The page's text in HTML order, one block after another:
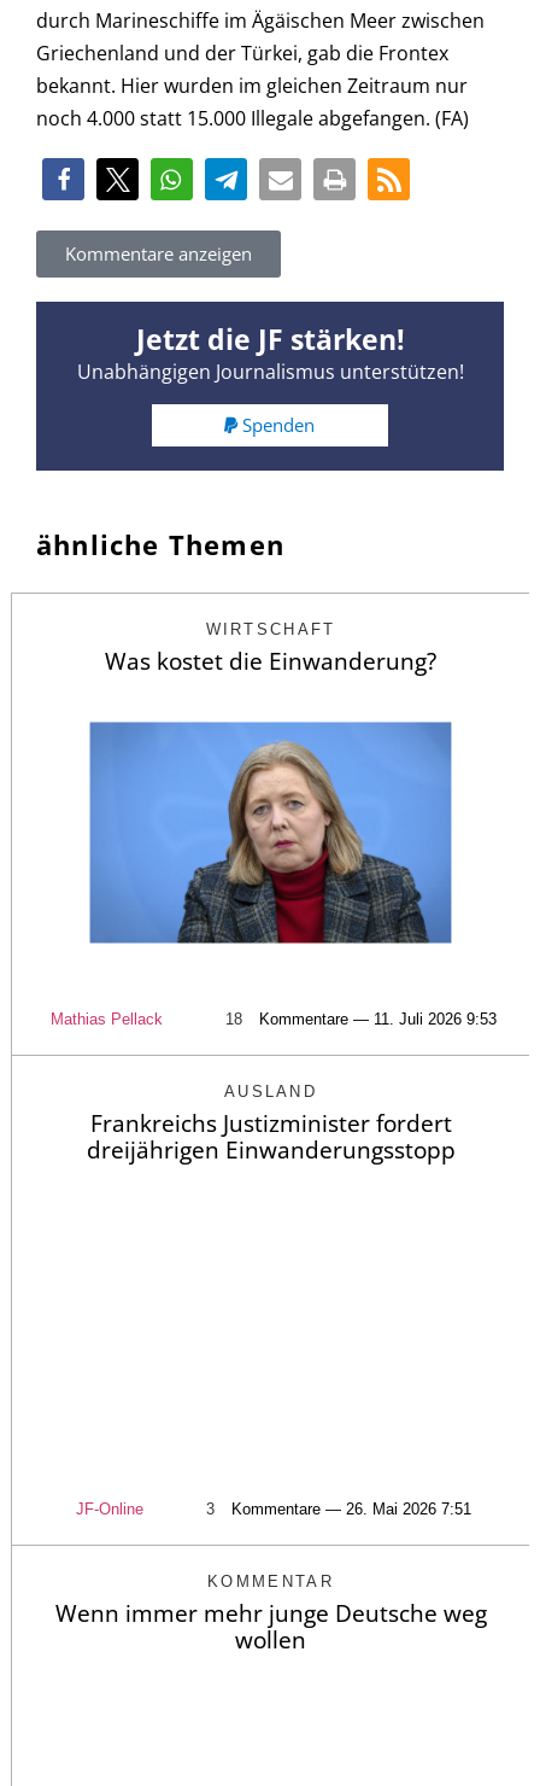
durch Marineschiffe im Ägäischen Meer zwischen
Griechenland und der Türkei, gab die Frontex
bekannt. Hier wurden im gleichen Zeitraum nur
noch 4.000 statt 15.000 Illegale abgefangen. (FA)
Kommentare anzeigen
Jetzt die JF stärken!
Unabhängigen Journalismus unterstützen!
Spenden
ähnliche Themen
WIRTSCHAFT
Was kostet die Einwanderung?
Mathias Pellack 18 Kommentare — 11. Juli 2026 9:53
AUSLAND
Frankreichs Justizminister fordert
dreijährigen Einwanderungsstopp
JF-Online 3 Kommentare — 26. Mai 2026 7:51
KOMMENTAR
Wenn immer mehr junge Deutsche weg
wollen